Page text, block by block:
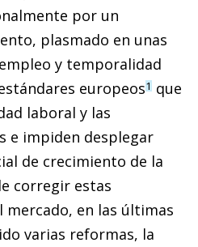
por un
plasmado en unas
y temporalidad
europeos1 que
laboral y las
e impiden desplegar
de crecimiento de la
corregir estas
mercado, en las últimas
varias reformas, la